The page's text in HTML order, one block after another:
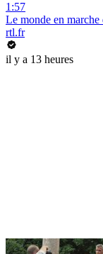
1:57
Le monde en
rtl.fr
il y a 13 heures